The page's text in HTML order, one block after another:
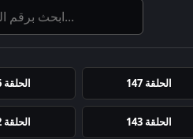
الحلقة 147 الحلقة 146
الحلقة 143 الحلقة 142